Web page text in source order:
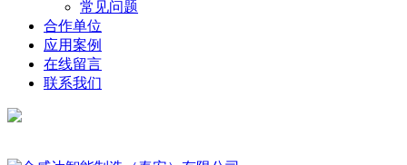
常见问题
合作单位
应用案例
在线留言
联系我们